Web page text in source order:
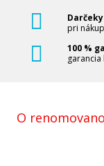
pri
100 %
O